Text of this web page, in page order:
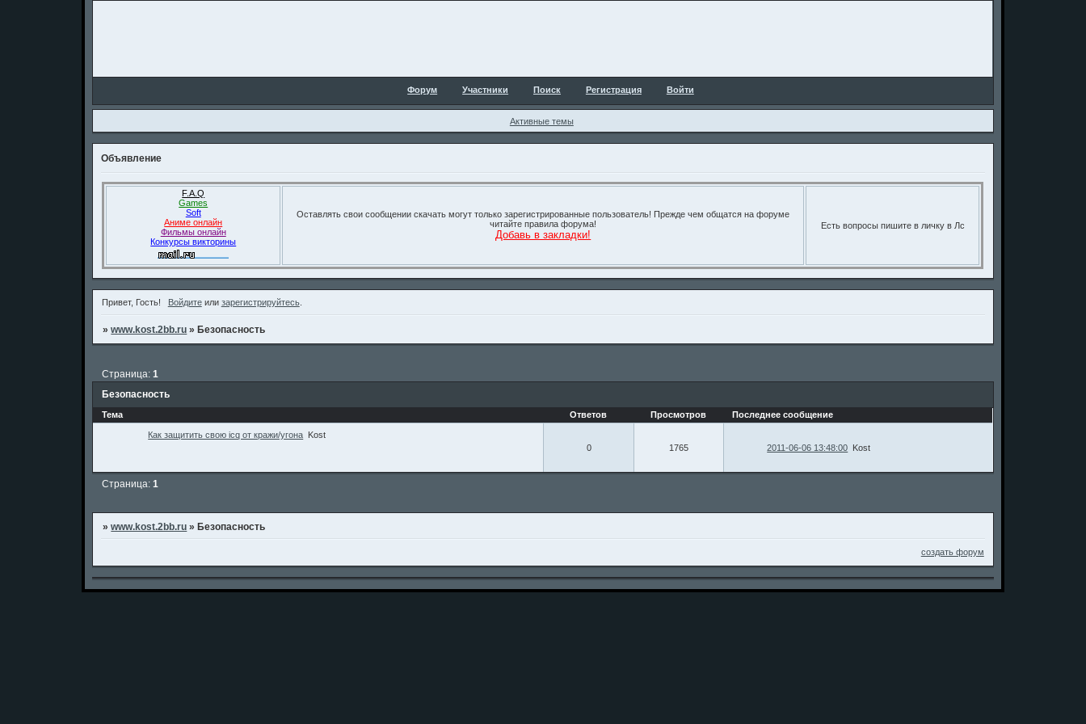
Форум Участники Поиск Регистрация Войти
Активные темы
Объявление
F.A.Q
Games
Soft
Аниме онлайн
Фильмы онлайн
Конкурсы викторины
Оставлять свои сообщении скачать могут только зарегистрированные пользователь! Прежде чем общатся на форуме
читайте правила форума!
Добавь в закладки!
Есть вопросы пишите в личку в Лс
Привет, Гость! Войдитеили зарегистрируйтесь.
»www.kost.2bb.ru »Безопасность
Безопасность
Страница:1
Тема Ответов Просмотров Последнее сообщение
Как защитить свою icq от кражи/угона Kost
0
1765 2011-06-06 13:48:00 Kost
Страница:1
»www.kost.2bb.ru »Безопасность
создать форум